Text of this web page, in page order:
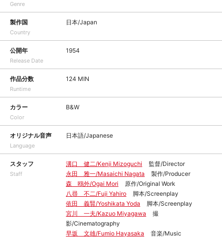
Genre
製作国
Country
日本/Japan
公開年
Release Date
1954
作品分数
Runtime
124 MIN
カラー
Color
B&W
オリジナル音声
Language
日本語/Japanese
スタッフ
Staff
溝口 健二/Kenji Mizoguchi
監督/Director
永田 雅一/Masaichi Nagata
製作/Producer
森 鴎外/Ogai Mori
原作/Original Work
八尋 不二/Fuji Yahiro
脚本/Screenplay
依田 義賢/Yoshikata Yoda
脚本/Screenplay
宮川 一夫/Kazuo Miyagawa
撮
影/Cinematography
早坂 文雄/Fumio Hayasaka
音楽/Music